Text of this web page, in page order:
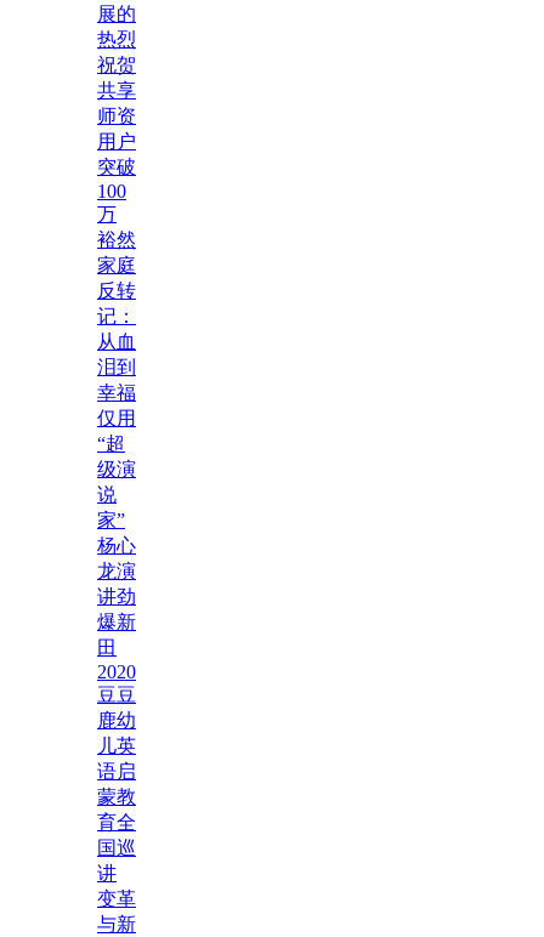
展的
热烈
祝贺
共享
师资
用户
突破
100
万
裕然
家庭
反转
记：
从血
泪到
幸福
仅用
“超
级演
说
家”
杨心
龙演
讲劲
爆新
田
2020
豆豆
鹿幼
儿英
语启
蒙教
育全
国巡
讲
变革
与新